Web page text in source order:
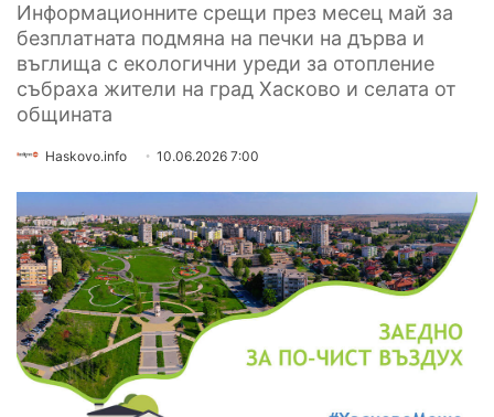
Информационните срещи през месец май за
безплатната подмяна на печки на дърва и
въглища с екологични уреди за отопление
събраха жители на град Хасково и селата от
общината
Haskovo.info 10.06.2026 7:00